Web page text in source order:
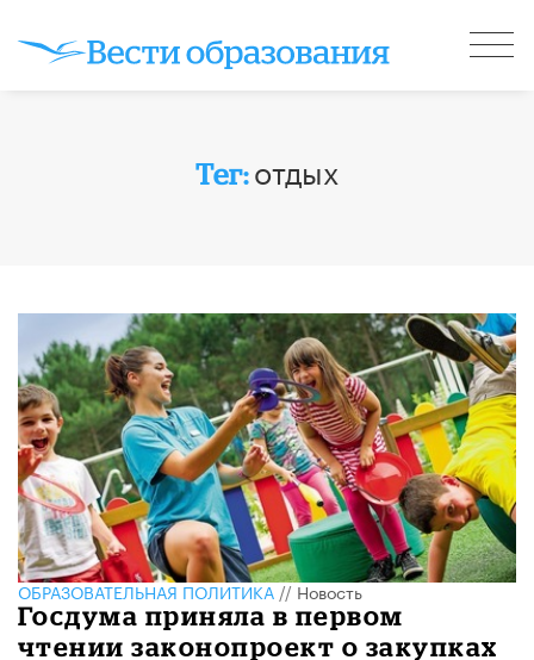
Тег:отдых
ОБРАЗОВАТЕЛЬНАЯ ПОЛИТИКА//Новость
Госдума приняла в первом
чтении законопроект о закупках